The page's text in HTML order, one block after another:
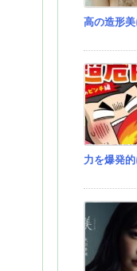
高の造形美
力を爆発